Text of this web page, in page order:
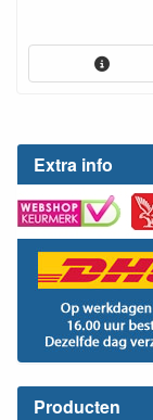
Extra info
Producten